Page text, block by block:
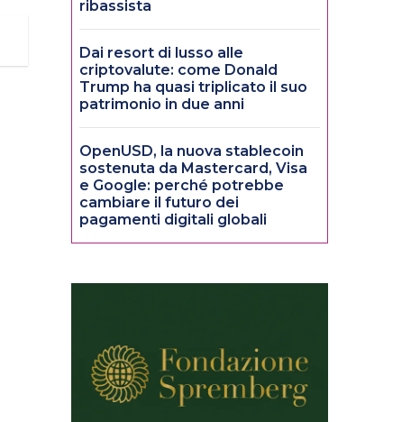
ribassista
Dai resort di lusso alle
criptovalute: come Donald
Trump ha quasi triplicato il suo
patrimonio in due anni
OpenUSD, la nuova stablecoin
sostenuta da Mastercard, Visa
e Google: perché potrebbe
cambiare il futuro dei
pagamenti digitali globali